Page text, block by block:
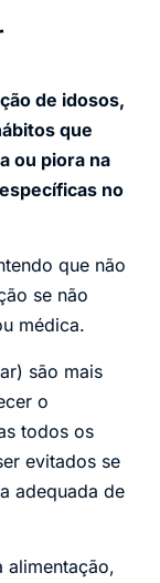
de idosos,
que
ou piora na
no
que não
se não
médica.
são mais
o
todos os
evitados se
adequada de
alimentação,